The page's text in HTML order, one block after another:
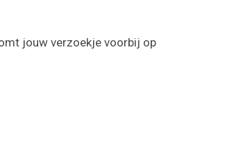
jouw verzoekje voorbij op